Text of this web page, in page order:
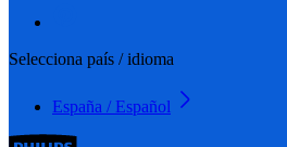
Selecciona país / idioma
España / Español